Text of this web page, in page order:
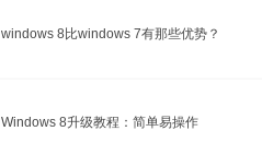
windows 8比windows 7有那些优势？
Windows 8升级教程：简单易操作